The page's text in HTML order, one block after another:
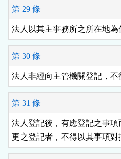
第 29 條
法人以其主事務所之所在地為
第 30 條
法人非經向主管機關登記，不
第 31 條
法人登記後，有應登記之事
更之登記者，不得以其事項對